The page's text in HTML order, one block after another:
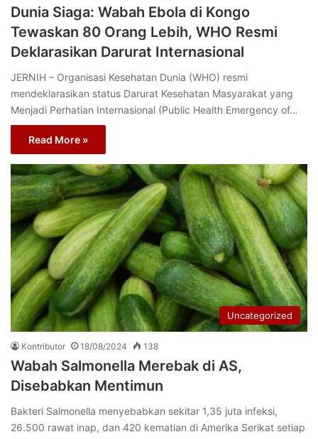
Dunia Siaga: Wabah Ebola di Kongo
Tewaskan 80 Orang Lebih, WHO Resmi
Deklarasikan Darurat Internasional
JERNIH – Organisasi Kesehatan Dunia (WHO) resmi
mendeklarasikan status Darurat Kesehatan Masyarakat yang
Menjadi Perhatian Internasional (Public Health Emergency of…
Read More »
Uncategorized
Kontributor 18/08/2024 138
Wabah Salmonella Merebak di AS,
Disebabkan Mentimun
Bakteri Salmonella menyebabkan sekitar 1,35 juta infeksi,
26.500 rawat inap, dan 420 kematian di Amerika Serikat setiap